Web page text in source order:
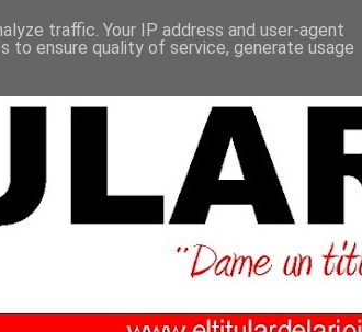
traffic. Your IP address and user-agent
to ensure quality of service, generate usage